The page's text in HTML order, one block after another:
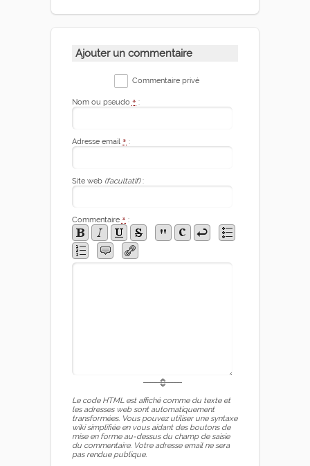
Ajouter un commentaire
Commentaire privé
Nom ou pseudo * :
Adresse email * :
Site web (facultatif):
Commentaire * :
Le code HTML est affiché comme du texte et
les adresses web sont automatiquement
transformées. Vous pouvez utiliser une syntaxe
wiki simplifiée en vous aidant des boutons de
mise en forme au-dessus du champ de saisie
du commentaire. Votre adresse email ne sera
pas rendue publique.